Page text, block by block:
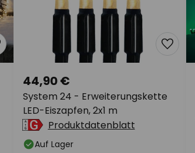
System 24 - Erweiterungskette
LED-Eiszapfen, 2x1 m
44,90 €
Produktdatenblatt
Auf Lager